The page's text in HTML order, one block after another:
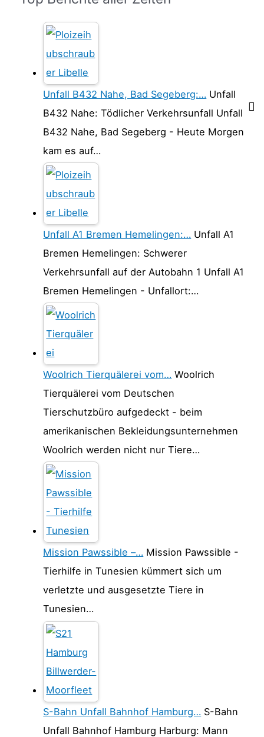
Unfall B432 Nahe, Bad Segeberg:… Unfall
B432 Nahe: Tödlicher Verkehrsunfall Unfall
B432 Nahe, Bad Segeberg - Heute Morgen
kam es auf…
Unfall A1 Bremen Hemelingen:… Unfall A1
Bremen Hemelingen: Schwerer
Verkehrsunfall auf der Autobahn 1 Unfall A1
Bremen Hemelingen - Unfallort:…
Woolrich Tierquälerei vom… Woolrich
Tierquälerei vom Deutschen
Tierschutzbüro aufgedeckt - beim
amerikanischen Bekleidungsunternehmen
Woolrich werden nicht nur Tiere…
Mission Pawssible –… Mission Pawssible -
Tierhilfe in Tunesien kümmert sich um
verletzte und ausgesetzte Tiere in
Tunesien…
S-Bahn Unfall Bahnhof Hamburg… S-Bahn
Unfall Bahnhof Hamburg Harburg: Mann